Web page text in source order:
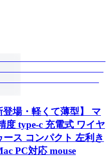
場・軽くて薄型】 マ
度 type-c 充電式 ワイヤ
ス コンパクト 左利き
PC対応 mouse